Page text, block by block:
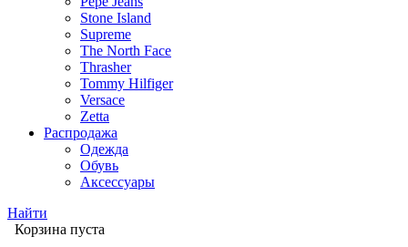
Stone Island
Supreme
The North Face
Thrasher
Tommy Hilfiger
Versace
Zetta
Распродажа
Одежда
Обувь
Аксессуары
Найти
Корзина пуста